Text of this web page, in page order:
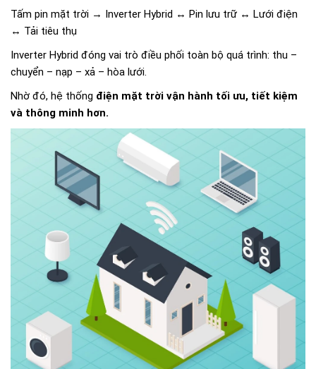
Tấm pin mặt trời → Inverter Hybrid ↔ Pin lưu trữ ↔ Lưới điện
↔ Tải tiêu thụ
Inverter Hybrid đóng vai trò điều phối toàn bộ quá trình: thu –
chuyển – nạp – xả – hòa lưới.
Nhờ đó, hệ thống điện mặt trời vận hành tối ưu, tiết kiệm
và thông minh hơn.